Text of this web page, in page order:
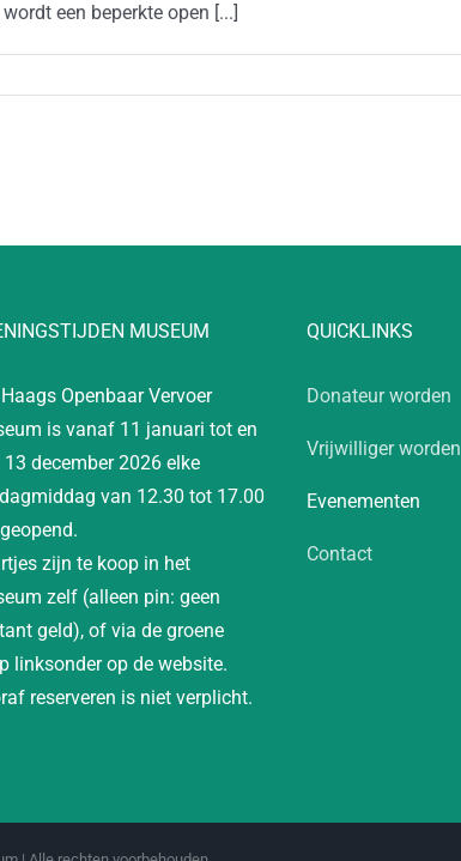
een beperkte open [...]
MUSEUM
Openbaar Vervoer
is vanaf 11 januari tot en
13 december 2026 elke
van 12.30 tot 17.00
zijn te koop in het
zelf (alleen pin: geen
geld), of via de groene
linksonder op de website.
reserveren is niet verplicht.
QUICKLINKS
Donateur worden
Vrijwilliger worden
Evenementen
Contact